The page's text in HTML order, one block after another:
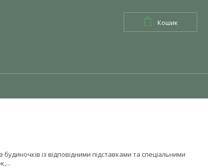
Кошик
із відповідними підставками та спеціальними